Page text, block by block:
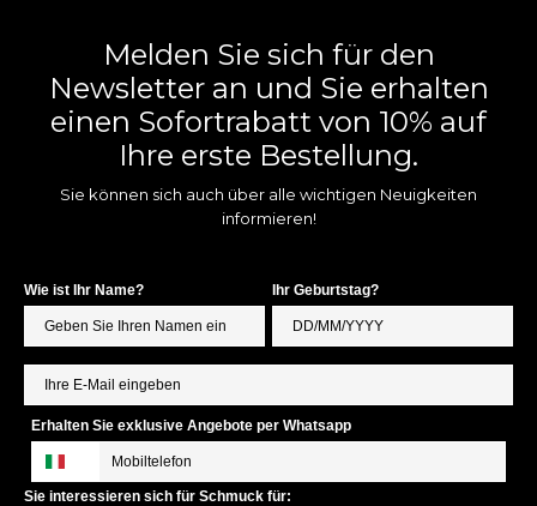
Melden Sie sich für den
Newsletter an und Sie erhalten
einen Sofortrabatt von 10% auf
Ihre erste Bestellung.
Sie können sich auch über alle wichtigen Neuigkeiten
informieren!
Wie ist Ihr Name? Ihr Geburtstag?
Erhalten Sie exklusive Angebote per Whatsapp
Sie interessieren sich für Schmuck für: